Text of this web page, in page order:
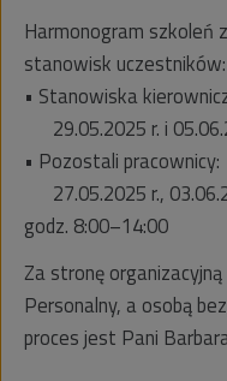
Harmonogram szkoleń
stanowisk uczestników:
• Stanowiska
29.05.2025 r. i
• Pozostali pracownicy:
27.05.2025 r.,
godz. 8:00–14:00
Za stronę
Personalny, a osobą
proces jest Pani